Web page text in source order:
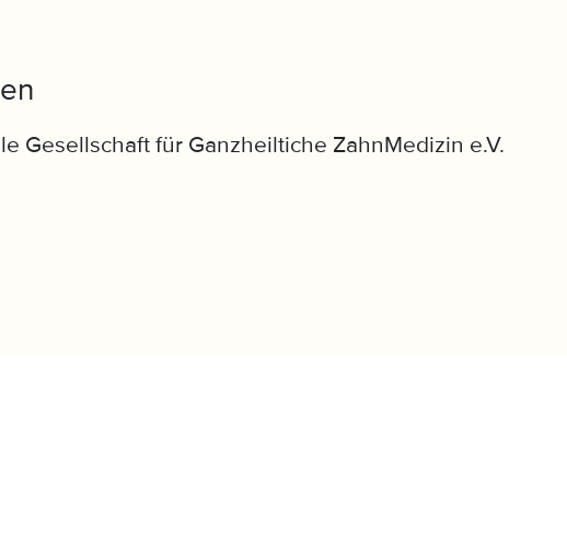
Gesellschaft für Ganzheiltiche ZahnMedizin e.V.